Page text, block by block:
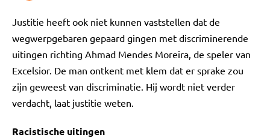
Justitie heeft ook niet kunnen vaststellen dat de
wegwerpgebaren gepaard gingen met discriminerende
uitingen richting Ahmad Mendes Moreira, de speler van
Excelsior. De man ontkent met klem dat er sprake zou
zijn geweest van discriminatie. Hij wordt niet verder
verdacht, laat justitie weten.
Racistische uitingen